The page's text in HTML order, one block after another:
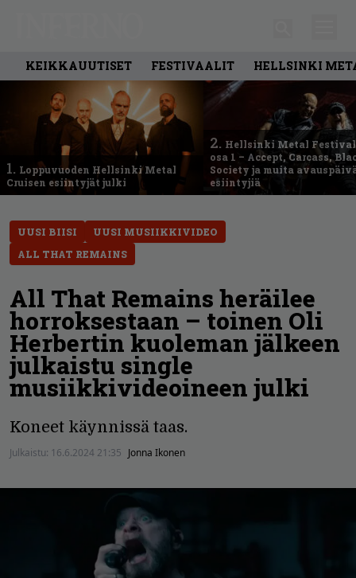
KEIKKAUUTISET FESTIVAALIT HELLSINKI
1. Loppuvuoden Hellsinki Metal
Cruisen esiintyjät julki
2. Hellsinki Metal
osa 1 – Accept, Carcass,
Society ja muita
esiintyjiä
UUSI BIISI
UUSI MUSIIKKIVIDEO
ALL THAT REMAINS
All That Remains heräilee
horroksestaan – toinen Oli
Herbertin kuoleman jälkeen
julkaistu single
musiikkivideoineen julki
Koneet käynnissä taas.
Julkaistu: 16.6.2024 21:35 Jonna Ikonen